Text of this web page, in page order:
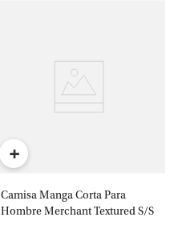
+
Camisa Manga Corta Para
Hombre Merchant Textured S/S